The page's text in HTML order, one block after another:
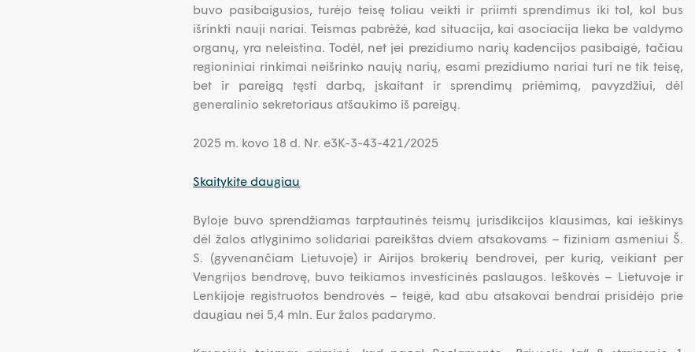
buvo pasibaigusios, turėjo teisę toliau veikti ir priimti sprendimus iki tol, kol bus
išrinkti nauji nariai. Teismas pabrėžė, kad situacija, kai asociacija lieka be valdymo
organų, yra neleistina. Todėl, net jei prezidiumo narių kadencijos pasibaigė, tačiau
regioniniai rinkimai neišrinko naujų narių, esami prezidiumo nariai turi ne tik teisę,
bet ir pareigą tęsti darbą, įskaitant ir sprendimų priėmimą, pavyzdžiui, dėl
generalinio sekretoriaus atšaukimo iš pareigų.
2025 m. kovo 18 d. Nr. e3K-3-43-421/2025
Skaitykite daugiau
Byloje buvo sprendžiamas tarptautinės teismų jurisdikcijos klausimas, kai ieškinys
dėl žalos atlyginimo solidariai pareikštas dviem atsakovams – fiziniam asmeniui Š.
S. (gyvenančiam Lietuvoje) ir Airijos brokerių bendrovei, per kurią, veikiant per
Vengrijos bendrovę, buvo teikiamos investicinės paslaugos. Ieškovės – Lietuvoje ir
Lenkijoje registruotos bendrovės – teigė, kad abu atsakovai bendrai prisidėjo prie
daugiau nei 5,4 mln. Eur žalos padarymo.